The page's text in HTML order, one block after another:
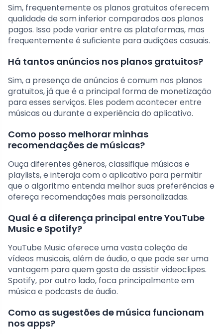
Sim, frequentemente os planos gratuitos oferecem
qualidade de som inferior comparados aos planos
pagos. Isso pode variar entre as plataformas, mas
frequentemente é suficiente para audições casuais.
Há tantos anúncios nos planos gratuitos?
Sim, a presença de anúncios é comum nos planos
gratuitos, já que é a principal forma de monetização
para esses serviços. Eles podem acontecer entre
músicas ou durante a experiência do aplicativo.
Como posso melhorar minhas
recomendações de músicas?
Ouça diferentes gêneros, classifique músicas e
playlists, e interaja com o aplicativo para permitir
que o algoritmo entenda melhor suas preferências e
ofereça recomendações mais personalizadas.
Qual é a diferença principal entre YouTube
Music e Spotify?
YouTube Music oferece uma vasta coleção de
vídeos musicais, além de áudio, o que pode ser uma
vantagem para quem gosta de assistir videoclipes.
Spotify, por outro lado, foca principalmente em
música e podcasts de áudio.
Como as sugestões de música funcionam
nos apps?